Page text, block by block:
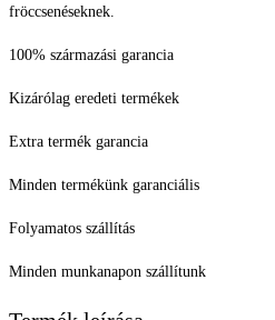
fröccsenéseknek.
100% származási garancia
Kizárólag eredeti termékek
Extra termék garancia
Minden termékünk garanciális
Folyamatos szállítás
Minden munkanapon szállítunk